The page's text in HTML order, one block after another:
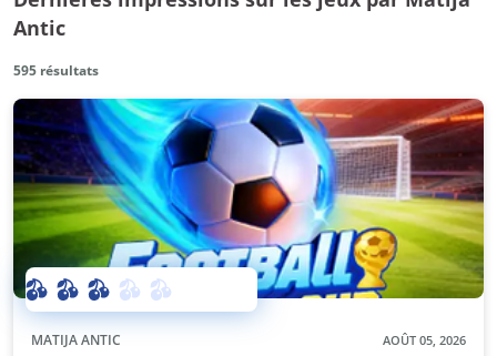
Antic
595 résultats
MATIJA ANTIC AOÛT 05, 2026